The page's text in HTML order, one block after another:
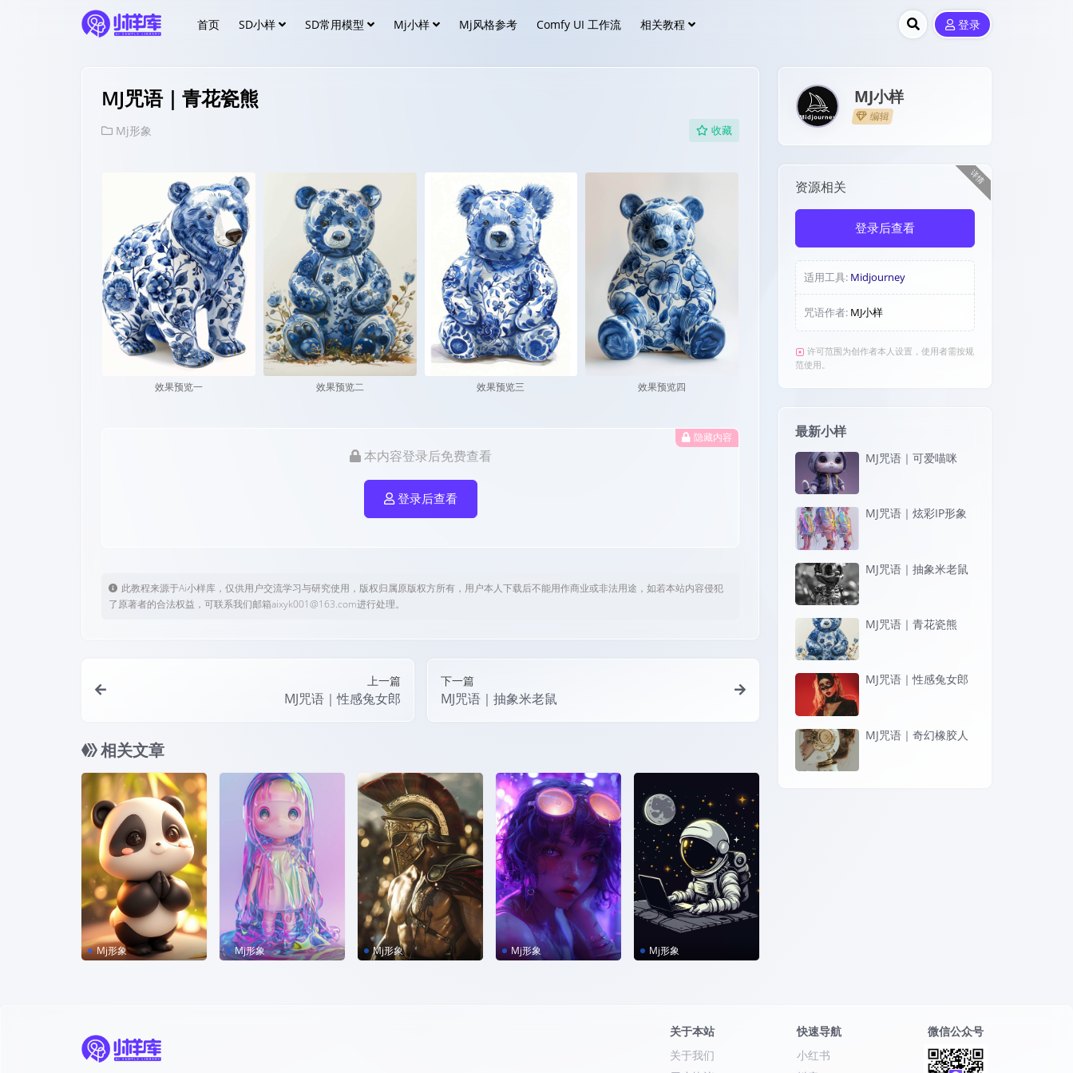
首页 SD小样 SD常用模型 Mj小样 Mj风格参考 Comfy UI 工作流 相关教程 登录
MJ咒语｜青花瓷熊
Mj形象 收藏
效果预览一 效果预览二 效果预览三 效果预览四
隐藏内容
本内容登录后免费查看
登录后查看
此教程来源于Ai小样库，仅供用户交流学习与研究使用，版权归属原版权方所有，用户本人下载后不能用作商业或非法用途，如若本站内容侵犯
了原著者的合法权益，可联系我们邮箱aixyk001@163.com进行处理。
上一篇
MJ咒语｜性感兔女郎
下一篇
MJ咒语｜抽象米老鼠
相关文章
Mj形象 Mj形象 Mj形象 Mj形象 Mj形象
MJ小样
编辑
详情
资源相关
登录后查看
适用工具: Midjourney
咒语作者: MJ小样
许可范围为创作者本人设置，使用者需按规
范使用。
最新小样
MJ咒语｜可爱喵咪
MJ咒语｜炫彩IP形象
MJ咒语｜抽象米老鼠
MJ咒语｜青花瓷熊
MJ咒语｜性感兔女郎
MJ咒语｜奇幻橡胶人
关于本站
关于我们
快速导航
小红书
微信公众号